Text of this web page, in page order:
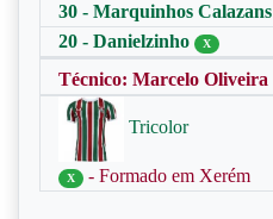
30 - Marquinhos Calazans
20 - Danielzinho X
Técnico: Marcelo Oliveira
Tricolor
X - Formado em Xerém